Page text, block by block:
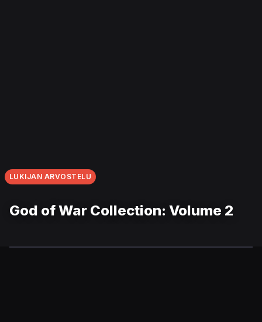
LUKIJAN ARVOSTELU
God of War Collection: Volume 2